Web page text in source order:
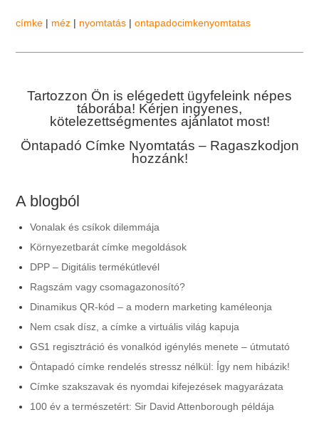
címke | méz | nyomtatás |ontapadocimkenyomtatas
Tartozzon Ön is elégedett ügyfeleink népes
táborába! Kérjen ingyenes,
kötelezettségmentes ajánlatot most!
Öntapadó Címke Nyomtatás – Ragaszkodjon
hozzánk!
A blogból
Vonalak és csíkok dilemmája
Környezetbarát címke megoldások
DPP – Digitális termékútlevél
Ragszám vagy csomagazonosító?
Dinamikus QR-kód – a modern marketing kaméleonja
Nem csak dísz, a címke a virtuális világ kapuja
GS1 regisztráció és vonalkód igénylés menete – útmutató
Öntapadó címke rendelés stressz nélkül: Így nem hibázik!
Címke szakszavak és nyomdai kifejezések magyarázata
100 év a természetért: Sir David Attenborough példája